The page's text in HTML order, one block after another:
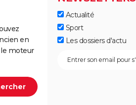
en
moteur
Actualité
Sport
Les dossiers d'actu